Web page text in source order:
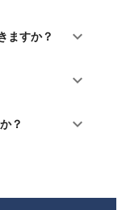
ますか？
？